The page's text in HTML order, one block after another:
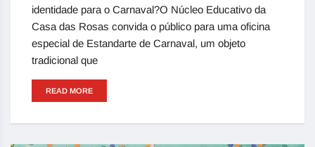
identidade para o Carnaval?O Núcleo Educativo da
Casa das Rosas convida o público para uma oficina
especial de Estandarte de Carnaval, um objeto
tradicional que
READ MORE